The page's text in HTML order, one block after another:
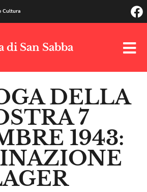
Cultura
di San Sabba
DELLA
7
1943: